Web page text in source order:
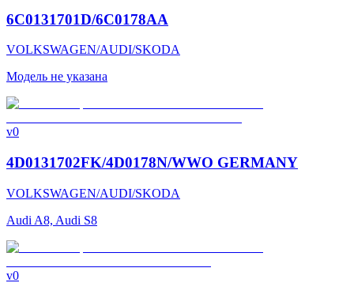
6C0131701D/6C0178AA
VOLKSWAGEN/AUDI/SKODA
Модель не указана
v0
4D0131702FK/4D0178N/WWO GERMANY
VOLKSWAGEN/AUDI/SKODA
Audi A8, Audi S8
v0